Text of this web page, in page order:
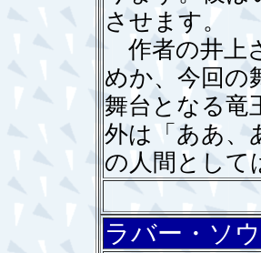
させます。
作者の井上
めか、今回の
舞台となる竜
外は「ああ、
の人間とし
ラバー・ソ